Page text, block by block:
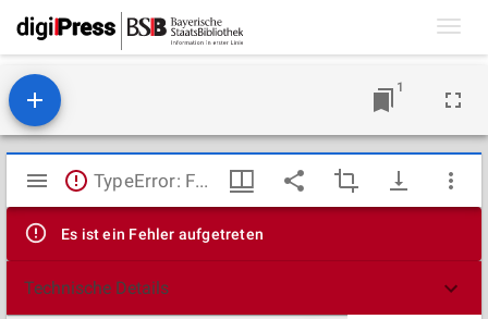
1
Mirador
Viewer
TypeError: Failed to fetch
Es ist ein Fehler aufgetreten
Technische Details